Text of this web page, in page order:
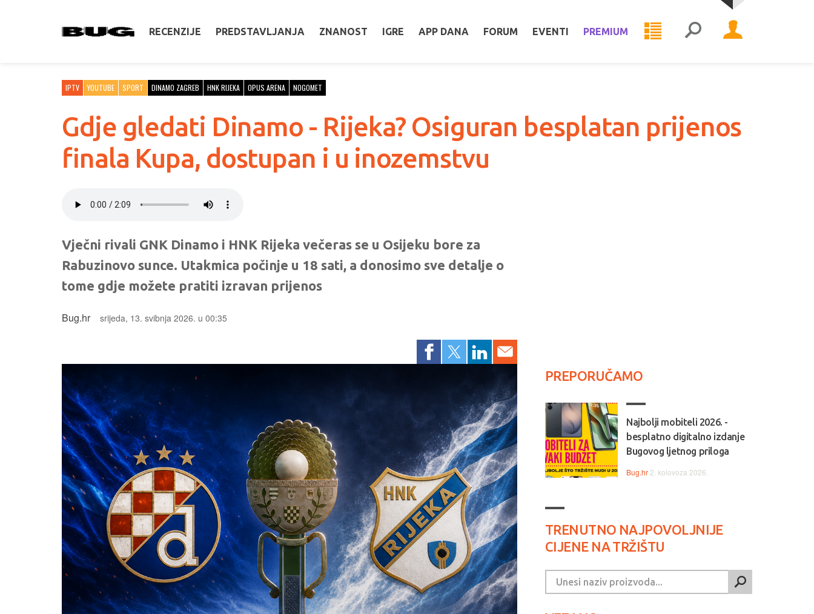
RECENZIJE PREDSTAVLJANJA ZNANOST IGRE APP DANA FORUM EVENTI PREMIUM
IPTV YOUTUBE SPORT DINAMO ZAGREB HNK RIJEKA OPUS ARENA NOGOMET
Gdje gledati Dinamo - Rijeka? Osiguran besplatan prijenos
finala Kupa, dostupan i u inozemstvu
Vječni rivali GNK Dinamo i HNK Rijeka večeras se u Osijeku bore za
Rabuzinovo sunce. Utakmica počinje u 18 sati, a donosimo sve detalje o
tome gdje možete pratiti izravan prijenos
Bug.hr srijeda, 13. svibnja 2026. u 00:35
PREPORUČAMO
Najbolji mobiteli 2026. -
besplatno digitalno izdanje
Bugovog ljetnog priloga
Bug.hr 2. kolovoza 2026.
TRENUTNO NAJPOVOLJNIJE
CIJENE NA TRŽIŠTU